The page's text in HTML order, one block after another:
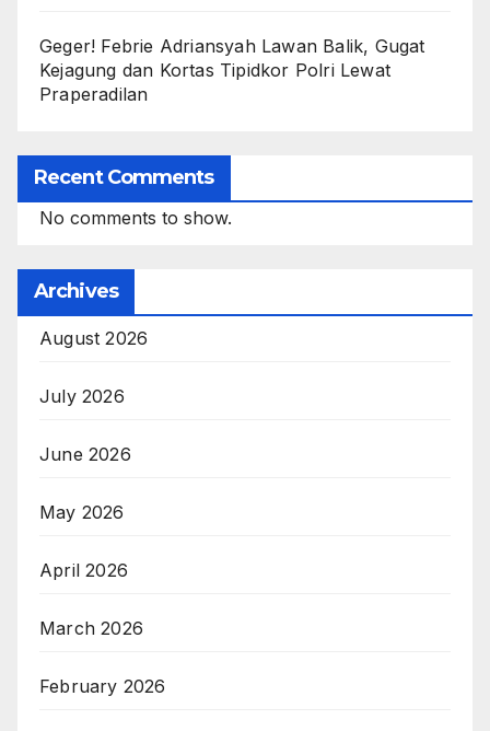
Geger! Febrie Adriansyah Lawan Balik, Gugat
Kejagung dan Kortas Tipidkor Polri Lewat
Praperadilan
Recent Comments
No comments to show.
Archives
August 2026
July 2026
June 2026
May 2026
April 2026
March 2026
February 2026